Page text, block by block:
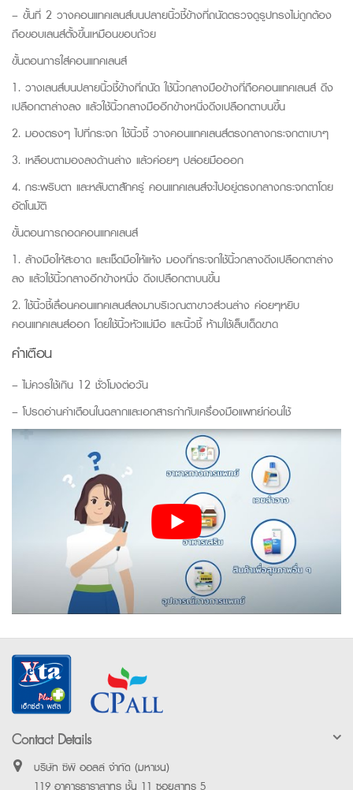
– ขั้นที่ 2 วางคอนแทคเลนส์บนปลายนิ้วชี้ข้างที่ถนัดตรวจดูรูปทรงไม่ถูกต้อง
ถือขอบเลนส์ตั้งขึ้นเหมือนขอบถ้วย
ขั้นตอนการใส่คอนแทคเลนส์
1. วางเลนส์บนปลายนิ้วชี้ข้างที่ถนัด ใช้นิ้วกลางมือข้างที่ถือคอนแทคเลนส์ ดึง
เปลือกตาล่างลง แล้วใช้นิ้วกลางมืออีกข้างหนึ่งดึงเปลือกตาบนขึ้น
2. มองตรงๆ ไปที่กระจก ใช้นิ้วชี้ วางคอนแทคเลนส์ตรงกลางกระจกตาเบาๆ
3. เหลือบตามองลงด้านล่าง แล้วค่อยๆ ปล่อยมือออก
4. กระพริบตา และหลับตาสักครู่ คอนแทคเลนส์จะไปอยู่ตรงกลางกระจกตาโดย
อัตโนมัติ
ขั้นตอนการถอดคอนแทคเลนส์
1. ล้างมือให้สะอาด และเช็ดมือให้แห้ง มองที่กระจกใช้นิ้วกลางดึงเปลือกตาล่าง
ลง แล้วใช้นิ้วกลางอีกข้างหนึ่ง ดึงเปลือกตาบนขึ้น
2. ใช้นิ้วชี้เลื่อนคอนแทคเลนส์ลงมาบริเวณตาขาวส่วนล่าง ค่อยๆหยิบ
คอนแทคเลนส์ออก โดยใช้นิ้วหัวแม่มือ และนิ้วชี้ ห้ามใช้เล็บเด็ดขาด
คำเตือน
– ไม่ควรใช้เกิน 12 ชั่วโมงต่อวัน
– โปรดอ่านคำเตือนในฉลากและเอกสารกำกับเครื่องมือแพทย์ก่อนใช้
Contact Details
บริษัท ซีพี ออลล์ จำกัด (มหาชน)
119 อาคารธาราสาทร ชั้น 11 ซอยสาทร 5